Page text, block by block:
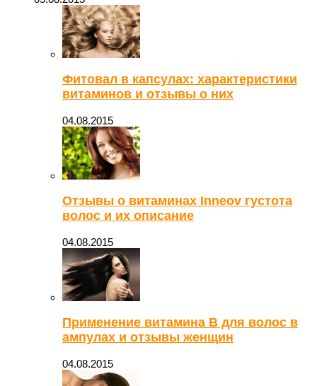
Фитовал в капсулах: характеристики
витаминов и отзывы о них
04.08.2015
Отзывы о витаминах Inneov густота
волос и их описание
04.08.2015
Применение витамина В для волос в
ампулах и отзывы женщин
04.08.2015